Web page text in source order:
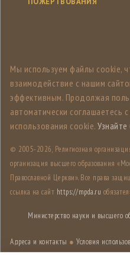
Мы используем файлы cookie,
взаимодействие с нашим
эффективным. Продолжая
автоматически соглашаетесь
использования cookie.
© 2005-2026, Религиозная
организация высшего образования
Православной Церкви». Все права
ссылка на сайт https://mpda.ru
Министерство науки и высшего
Адреса и контакты ● Условия